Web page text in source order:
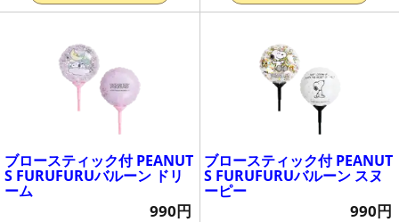
ブロースティック付 PEANUT
S FURUFURUバルーン ドリ
ーム
990円
ブロースティック付 PEANUT
S FURUFURUバルーン スヌ
ーピー
990円